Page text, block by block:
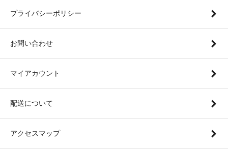
プライバシーポリシー
お問い合わせ
マイアカウント
配送について
アクセスマップ